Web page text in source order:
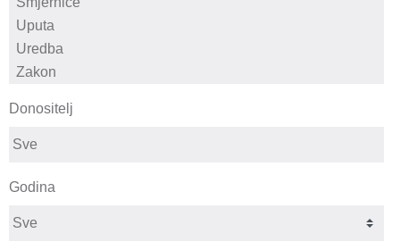
Donositelj
Godina